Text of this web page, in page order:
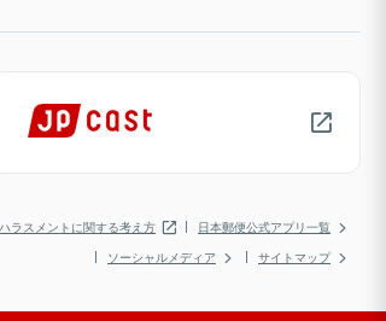
ラスメントに関する考え方
日本郵便公式アプリ一覧
ソーシャルメディア
サイトマップ